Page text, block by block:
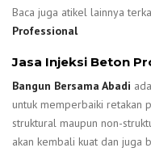
Baca juga atikel lainnya
Professional
Jasa Injeksi Beton
Bangun Bersama Abadi
untuk memperbaiki retakan
struktural maupun non-
akan kembali kuat dan juga